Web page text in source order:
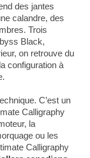
des jantes
calandre, des
Trois
Black,
on retrouve du
configuration à
C’est un
Calligraphy
la
ou les
Calligraphy